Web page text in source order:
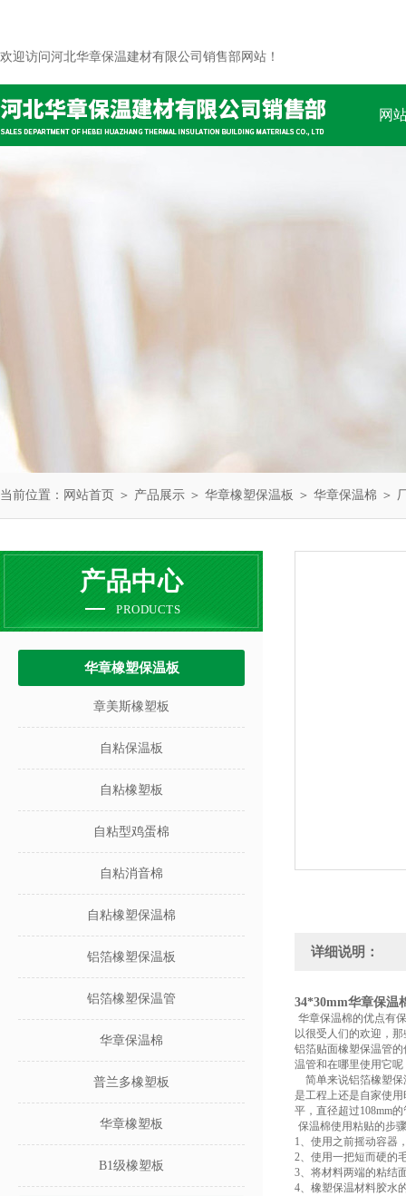
欢迎访问河北华章保温建材有限公司销售部网站！
网
当前位置： 网站首页 ＞ 产品展示 ＞ 华章橡塑保温板 ＞ 华章保温棉 ＞
产品中心
PRODUCTS
华章橡塑保温板
章美斯橡塑板
自粘保温板
自粘橡塑板
自粘型鸡蛋棉
自粘消音棉
自粘橡塑保温棉
铝箔橡塑保温板
铝箔橡塑保温管
华章保温棉
普兰多橡塑板
华章橡塑板
B1级橡塑板
详细说明：
34*30mm华章保温
华章保温棉的优点有
以很受人们的欢迎，
铝箔贴面橡塑保温管
温管和在哪里使用它呢
简单来说铝箔橡塑保
是工程上还是自家使
平，直径超过108mm
保温棉使用粘贴的步
1、使用之前摇动容器
2、使用一把短而硬的
3、将材料两端的粘结
4、橡塑保温材料胶水